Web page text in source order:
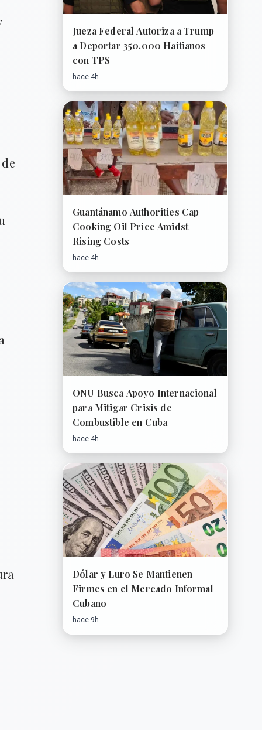
Jueza Federal Autoriza a Trump
a Deportar 350.000 Haitianos
con TPS
hace 4h
Guantánamo Authorities Cap
Cooking Oil Price Amidst
Rising Costs
hace 4h
ONU Busca Apoyo Internacional
para Mitigar Crisis de
Combustible en Cuba
hace 4h
Dólar y Euro Se Mantienen
Firmes en el Mercado Informal
Cubano
hace 9h